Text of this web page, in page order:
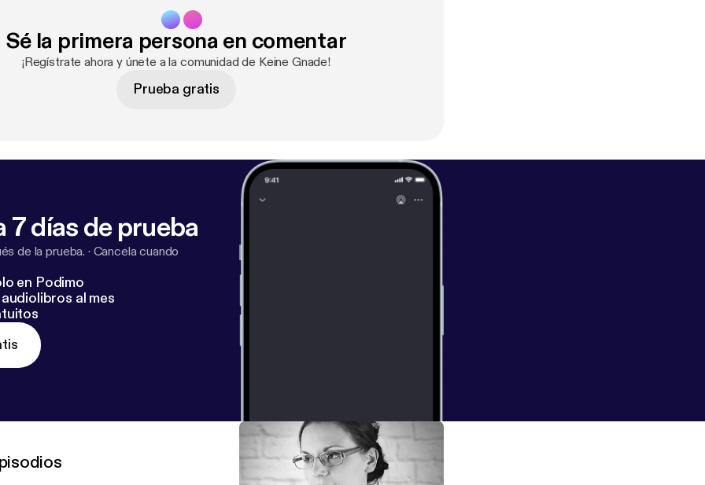
Sé la primera persona en comentar
¡Regístrate ahora y únete a la comunidad de Keine Gnade!
Prueba gratis
7 días de prueba
de la prueba. · Cancela cuando
en Podimo
al mes